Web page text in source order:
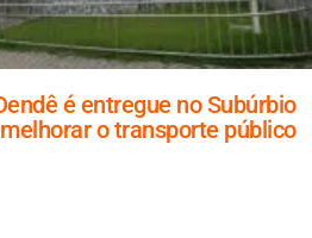
é entregue no Subúrbio
o transporte público